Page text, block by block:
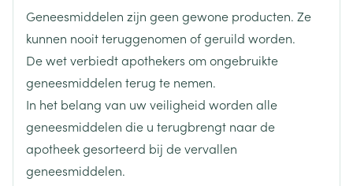
Diepte 15 mm
Hoeveelheid
Verpakking
4
Behoud Kamertemperatuur (15°C - 25°C)
Geneesmiddelen zijn geen gewone producten. Ze
kunnen nooit teruggenomen of geruild worden.
De wet verbiedt apothekers om ongebruikte
geneesmiddelen terug te nemen.
In het belang van uw veiligheid worden alle
geneesmiddelen die u terugbrengt naar de
apotheek gesorteerd bij de vervallen
geneesmiddelen.